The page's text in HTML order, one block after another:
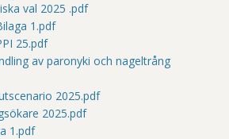
val 2025 .pdf
1.pdf
25.pdf
av paronyki och nageltrång
2025.pdf
2025.pdf
1.pdf